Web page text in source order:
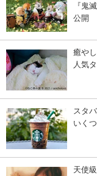
『鬼
公開
癒や
人気
スタ
いく
天使